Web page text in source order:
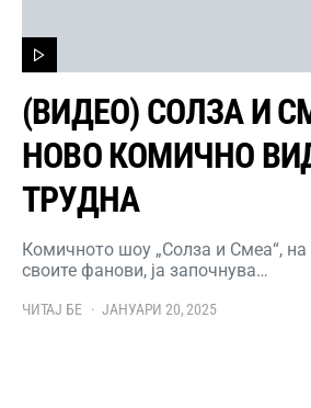
(ВИДЕО) СОЛЗА И
НОВО КОМИЧНО
ТРУДНА
Комичното шоу „Солза и Смеа“,
своите фанови, ја започнува…
ЧИТАЈ БЕ ЈАНУАРИ 20, 2025